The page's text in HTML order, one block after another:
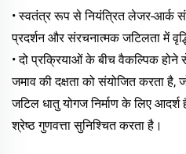
• स्वतंत्र रूप से नियंत्रित लेजर-आर्क
प्रदर्शन और संरचनात्मक जटिलता में
• दो प्रक्रियाओं के बीच वैकल्पिक
जमाव की दक्षता को संयोजित करता है,
जटिल धातु योगज निर्माण के लिए
श्रेष्ठ गुणवत्ता सुनिश्चित करता है।